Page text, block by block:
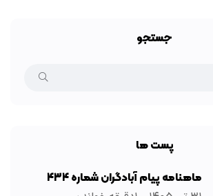
جستجو
پست ها
ماهنامه پیام آبادگران شماره ۴۳۴